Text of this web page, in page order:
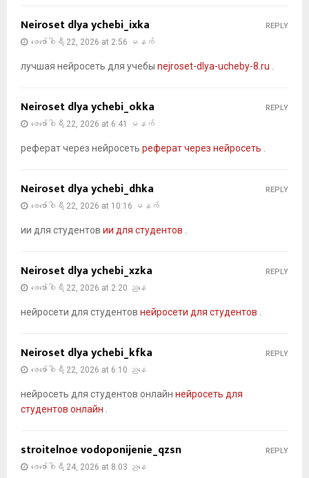
Neiroset dlya ychebi_ixka
ဖေ‌ဖော်ဝါရီ 22, 2026 at 2:56 မနက်
лучшая нейросеть для учебы nejroset-dlya-ucheby-8.ru .
REPLY
Neiroset dlya ychebi_okka
ဖေ‌ဖော်ဝါရီ 22, 2026 at 6:41 မနက်
реферат через нейросеть реферат через нейросеть .
REPLY
Neiroset dlya ychebi_dhka
ဖေ‌ဖော်ဝါရီ 22, 2026 at 10:16 မနက်
ии для студентов ии для студентов .
REPLY
Neiroset dlya ychebi_xzka
ဖေ‌ဖော်ဝါရီ 22, 2026 at 2:20 ညနေ
нейросети для студентов нейросети для студентов .
REPLY
Neiroset dlya ychebi_kfka
ဖေ‌ဖော်ဝါရီ 22, 2026 at 6:10 ညနေ
нейросеть для студентов онлайн нейросеть для
студентов онлайн .
REPLY
stroitelnoe vodoponijenie_qzsn
ဖေ‌ဖော်ဝါရီ 24, 2026 at 8:03 ညနေ
REPLY